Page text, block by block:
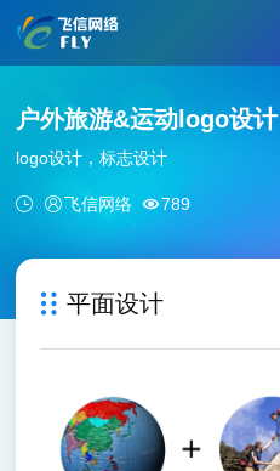
户外旅游&运动logo设计
logo设计，标志设计
飞信网络 789
平面设计